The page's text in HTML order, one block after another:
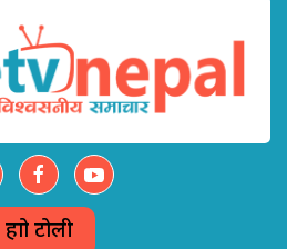
हाम्रो टोली